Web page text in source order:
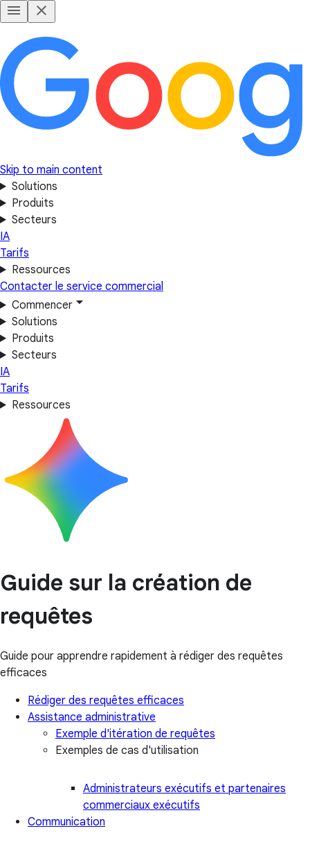
Skip to main content
Solutions
Produits
Secteurs
IA
Tarifs
Ressources
Contacter le service commercial
Commencer
Solutions
Produits
Secteurs
IA
Tarifs
Ressources
Guide sur la création de
requêtes
Guide pour apprendre rapidement à rédiger des requêtes
efficaces
Rédiger des requêtes efficaces
Assistance administrative
Exemple d'itération de requêtes
Exemples de cas d'utilisation
Administrateurs exécutifs et partenaires
commerciaux exécutifs
Communication